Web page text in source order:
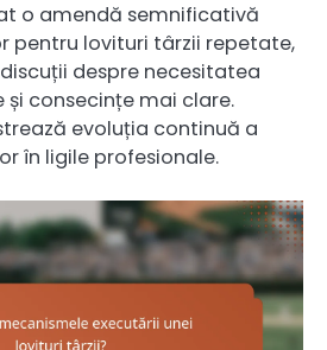
o amendă semnificativă
pentru lovituri târzii repetate,
despre necesitatea
consecințe mai clare.
evoluția continuă a
în ligile profesionale.